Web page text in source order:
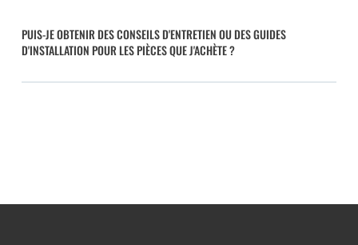
PUIS-JE OBTENIR DES CONSEILS D'ENTRETIEN OU DES GUIDES
D'INSTALLATION POUR LES PIÈCES QUE J'ACHÈTE ?